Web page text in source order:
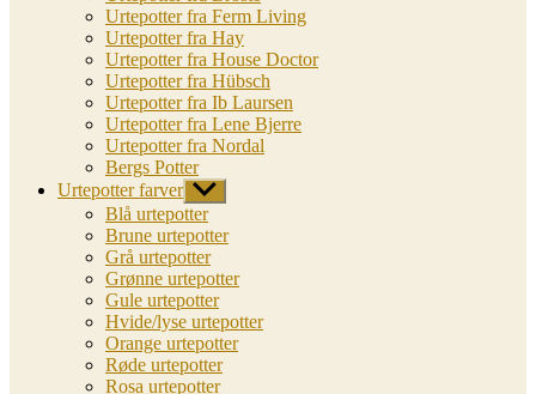
Urtepotter fra Ferm Living
Urtepotter fra Hay
Urtepotter fra House Doctor
Urtepotter fra Hübsch
Urtepotter fra Ib Laursen
Urtepotter fra Lene Bjerre
Urtepotter fra Nordal
Bergs Potter
Urtepotter farver Vis
undermenu
Blå urtepotter
Brune urtepotter
Grå urtepotter
Grønne urtepotter
Gule urtepotter
Hvide/lyse urtepotter
Orange urtepotter
Røde urtepotter
Rosa urtepotter